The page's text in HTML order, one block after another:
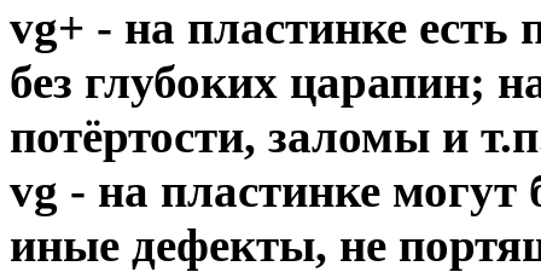
vg+ - на пластинке есть
без глубоких царапин;
потёртости, заломы и
vg - на пластинке
иные дефекты, не